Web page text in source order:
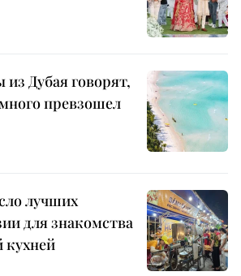
Дубая говорят,
превзошел
лучших
для знакомства
кухней